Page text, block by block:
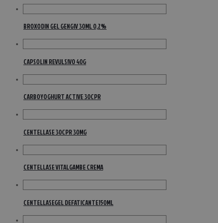
BROXODIN GEL GENGIV 30ML 0,2%
CAPSOLIN REVULSIVO 40G
CARBOYOGHURT ACTIVE 30CPR
CENTELLASE 30CPR 30MG
CENTELLASE VITALGAMBE CREMA
CENTELLASEGEL DEFATICANTE150ML